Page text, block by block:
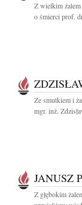
Z wielkim
o śmierci prof.
Ze smutkiem i
mgr. inż.
JANUSZ
Z głębokim